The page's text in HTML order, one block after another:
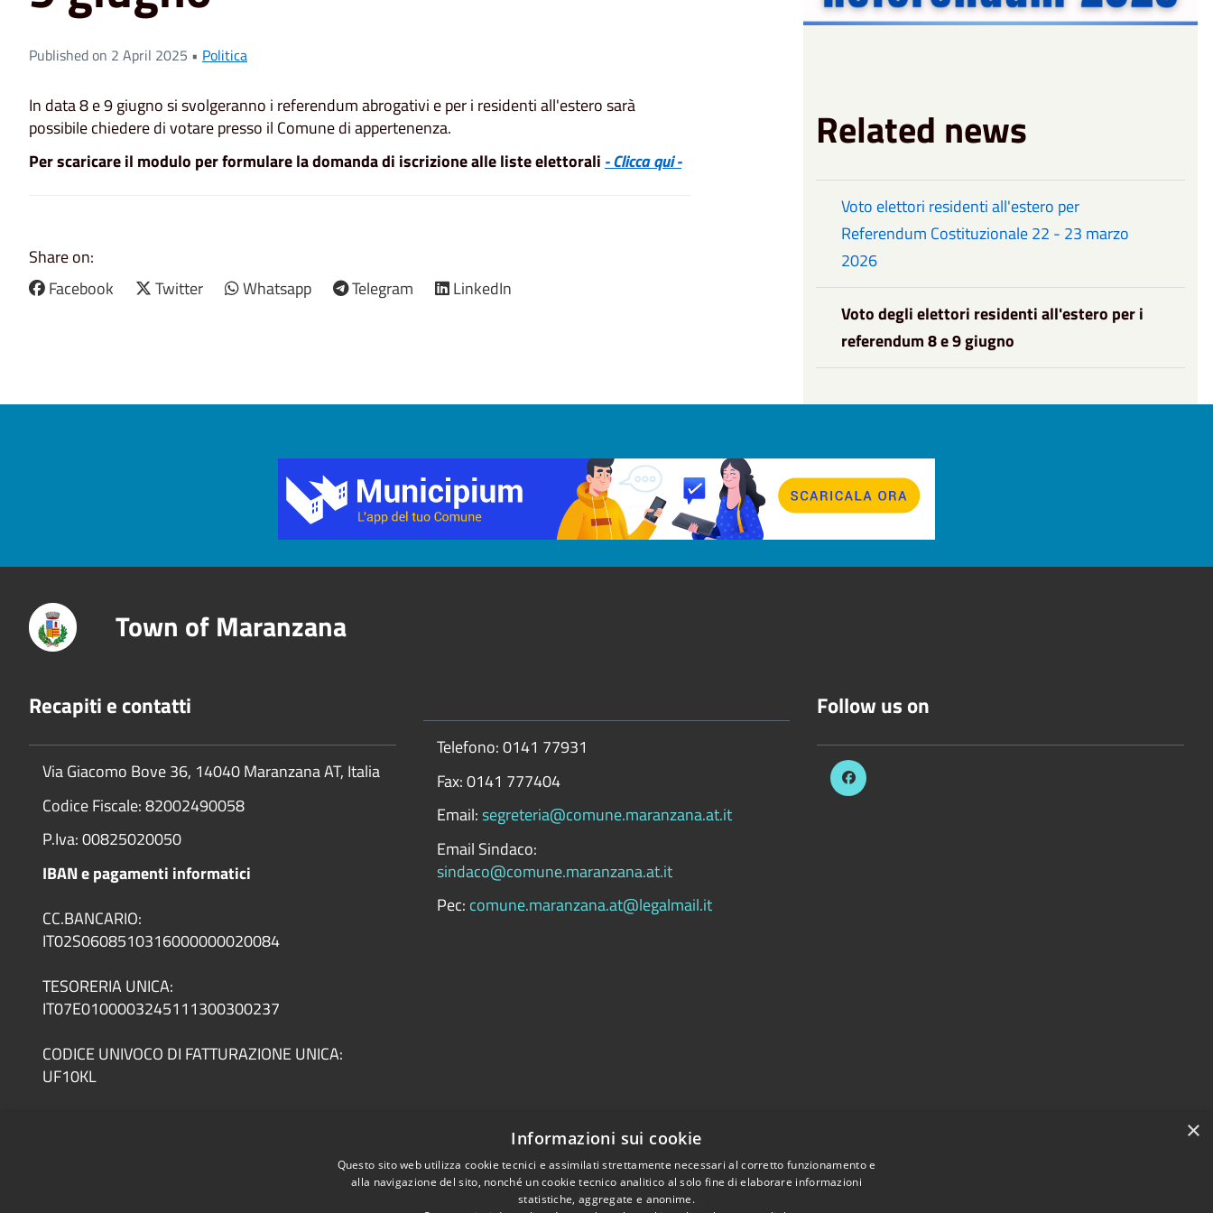
Published on 2 April 2025 • Politica
In data 8 e 9 giugno si svolgeranno i referendum abrogativi e per i residenti all'estero sarà
possibile chiedere di votare presso il Comune di appertenenza.
Per scaricare il modulo per formulare la domanda di iscrizione alle liste elettorali - Clicca qui -
Share on:
Facebook
Twitter Whatsapp Telegram LinkedIn
Related news
Voto elettori residenti all'estero per
Referendum Costituzionale 22 - 23 marzo
2026
Voto degli elettori residenti all'estero per i
referendum 8 e 9 giugno
Town of Maranzana
Recapiti e contatti
Via Giacomo Bove 36, 14040 Maranzana AT, Italia
Codice Fiscale: 82002490058
P.Iva: 00825020050
IBAN e pagamenti informatici
CC.BANCARIO:
IT02S0608510316000000020084
TESORERIA UNICA:
IT07E0100003245111300300237
CODICE UNIVOCO DI FATTURAZIONE UNICA:
UF10KL
Telefono: 0141 77931
Fax: 0141 777404
Email:segreteria@comune.maranzana.at.it
Email Sindaco:
sindaco@comune.maranzana.at.it
Pec: comune.maranzana.at@legalmail.it
Follow us on
RPD/DPO Dichiarazione di accessibilità
×
Informazioni sui cookie
Questo sito web utilizza cookie tecnici e assimilati strettamente necessari al corretto funzionamento e
alla navigazione del sito, nonché un cookie tecnico analitico al solo fine di elaborare informazioni
statistiche, aggregate e anonime.